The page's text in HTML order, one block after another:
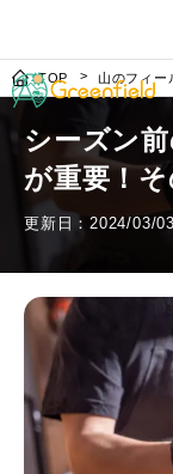
TOP 山のフィー
シーズン
が重要！
更新日：2024/03/03